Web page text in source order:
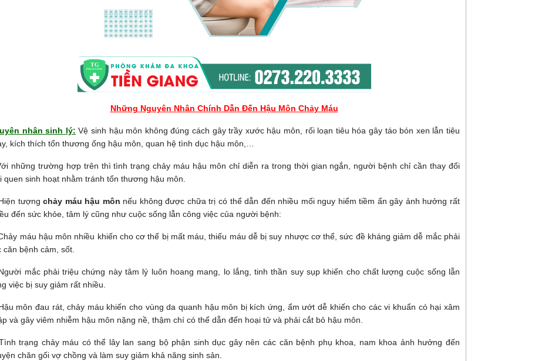
Những Nguyên Nhân Chính Dẫn Đến Hậu Môn Chảy Máu
nhân sinh lý: Vệ sinh hậu môn không đúng cách gây trầy xước hậu môn, rối loạn tiêu hóa gây táo bón xen lẫn tiêu
kích thích tổn thương ống hậu môn, quan hệ tình dục hậu môn,…
những trường hợp trên thì tình trạng chảy máu hậu môn chỉ diễn ra trong thời gian ngắn, người bệnh chỉ cần thay đổi
quen sinh hoạt nhằm tránh tổn thương hậu môn.
tượng chảy máu hậu môn nếu không được chữa trị có thể dẫn đến nhiều mối nguy hiểm tiềm ẩn gây ảnh hưởng rất
đến sức khỏe, tâm lý cũng như cuộc sống lẫn công việc của người bệnh:
máu hậu môn nhiều khiến cho cơ thể bị mất máu, thiếu máu dễ bị suy nhược cơ thể, sức đề kháng giảm dễ mắc phải
căn bệnh cảm, sốt.
mắc phải triệu chứng này tâm lý luôn hoang mang, lo lắng, tinh thần suy sụp khiến cho chất lượng cuộc sống lẫn
việc bị suy giảm rất nhiều.
môn đau rát, chảy máu khiến cho vùng da quanh hậu môn bị kích ứng, ẩm ướt dễ khiến cho các vi khuẩn có hại xâm
và gây viêm nhiễm hậu môn nặng nề, thậm chí có thể dẫn đến hoại tử và phải cắt bỏ hậu môn.
trạng chảy máu có thể lây lan sang bộ phận sinh dục gây nên các căn bệnh phụ khoa, nam khoa ảnh hưởng đến
chăn gối vợ chồng và làm suy giảm khả năng sinh sản.